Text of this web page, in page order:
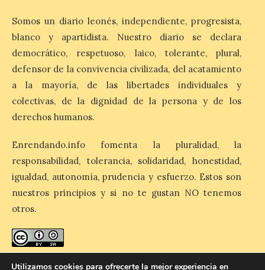
esas […]
El eclipse genera un boom
de reservas hoteleras y
precios desorbitados,
según SiteMinder
Asturias lidera el impacto
del fenómeno, con el
mayor aumento en
reservas, precios y
auge de la demanda redefine la
estancias más breves en torno al evento.
Madrid, 7 agosto de […]
Somos un diario leonés, independiente, progresista,
blanco y apartidista. Nuestro diario se declara
democrático, respetuoso, laico, tolerante, plural,
defensor de la convivencia civilizada, del acatamiento
a la mayoría, de las libertades individuales y
colectivas, de la dignidad de la persona y de los
derechos humanos.
Enrendando.info fomenta la pluralidad, la
responsabilidad, tolerancia, solidaridad, honestidad,
igualdad, autonomía, prudencia y esfuerzo. Estos son
nuestros principios y si no te gustan NO tenemos
otros.
Utilizamos cookies para ofrecerte la mejor experiencia en